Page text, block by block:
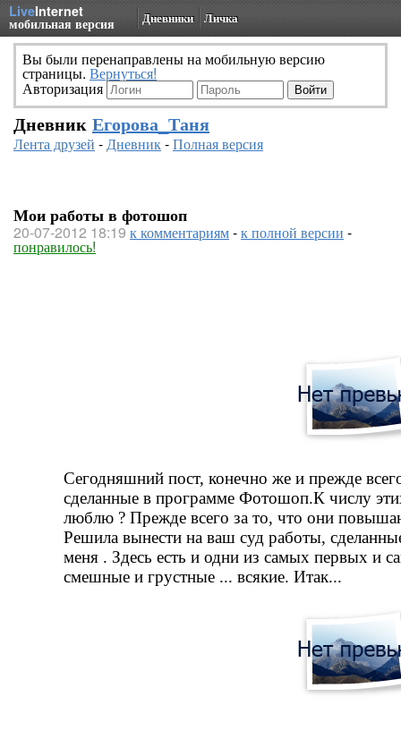
LiveInternet
мобильная версия Дневники Личка
Вы были перенаправлены на мобильную версию
страницы. Вернуться!
Авторизация
Дневник Егорова_Таня
Лента друзей -Дневник-Полная версия
Мои работы в фотошоп
20-07-2012 18:19 к комментариям-к полной версии -
понравилось!
Сегодняшний пост, конечно же и прежде
сделанные в программе Фотошоп.К числу
люблю ? Прежде всего за то, что они
Решила вынести на ваш суд работы,
меня . Здесь есть и одни из самых первых и
смешные и грустные ... всякие. Итак...